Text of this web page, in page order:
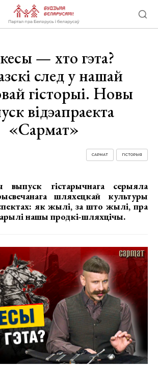
— хто гэта?
след у нашай
гісторыі. Новы
відэапраекта
«Сармат»
ГІСТОРЫЯ
САРМАТ
гістарычнага серыяла
шляхецкай культуры
як жылі, за што жылі, пра
нашы продкі-шляхцічы.